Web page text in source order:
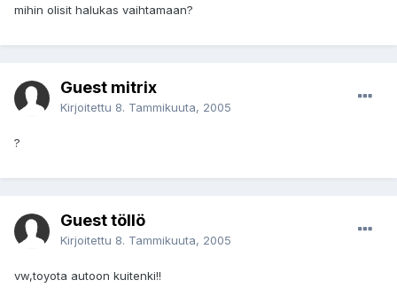
mihin olisit halukas vaihtamaan?
Guest mitrix
Kirjoitettu 8. Tammikuuta, 2005
?
Guest töllö
Kirjoitettu 8. Tammikuuta, 2005
vw,toyota autoon kuitenki!!